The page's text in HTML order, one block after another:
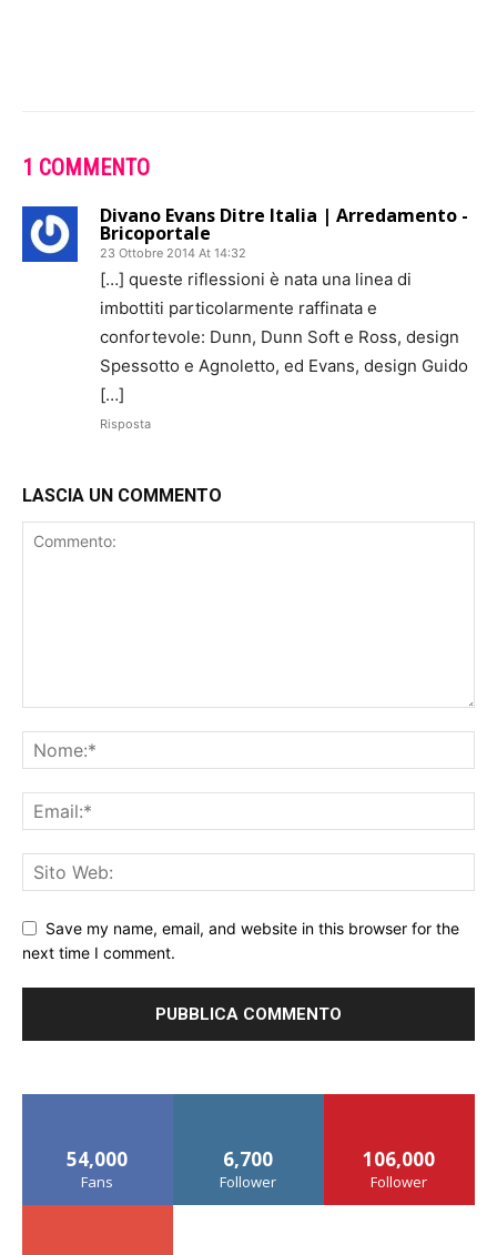
1 COMMENTO
Divano Evans Ditre Italia | Arredamento -
Bricoportale
23 Ottobre 2014 At 14:32
[…] queste riflessioni è nata una linea di
imbottiti particolarmente raffinata e
confortevole: Dunn, Dunn Soft e Ross, design
Spessotto e Agnoletto, ed Evans, design Guido
[…]
Risposta
LASCIA UN COMMENTO
Save my name, email, and website in this browser for the
next time I comment.
54,000
Fans
6,700
Follower
106,000
Follower